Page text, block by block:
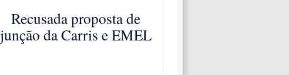
Recusada proposta de
junção da Carris e EMEL